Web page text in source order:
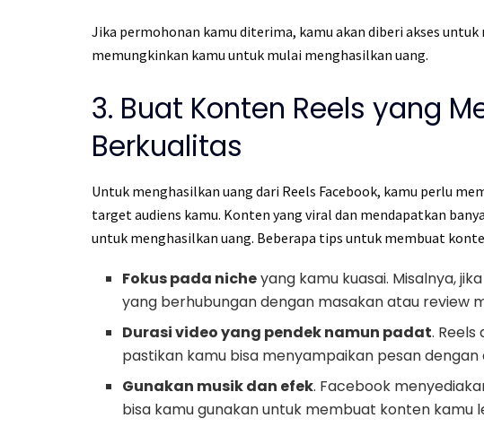
Jika permohonan kamu diterima, kamu akan diberi akses
memungkinkan kamu untuk mulai menghasilkan uang.
3. Buat Konten Reels yang
Berkualitas
Untuk menghasilkan uang dari Reels Facebook, kamu perlu
target audiens kamu. Konten yang viral dan mendapatkan
untuk menghasilkan uang. Beberapa tips untuk membuat
Fokus pada nicheyang kamu kuasai. Misalnya,
yang berhubungan dengan masakan atau review
Durasi video yang pendek namun padat.
pastikan kamu bisa menyampaikan pesan
Gunakan musik dan efek. Facebook
bisa kamu gunakan untuk membuat konten kamu